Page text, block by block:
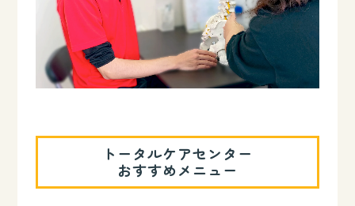
トータルケアセンター
おすすめメニュー